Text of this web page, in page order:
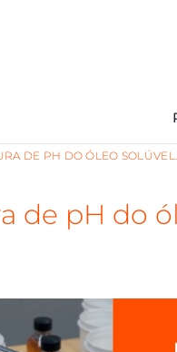
de pH do
DE PH DO ÓLEO